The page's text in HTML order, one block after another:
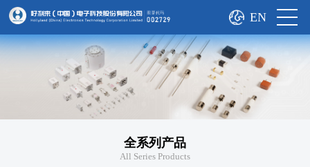
EN
全系列产品
All Series Products